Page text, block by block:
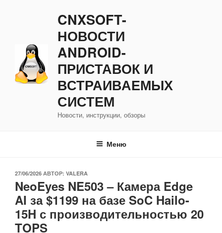
CNXSOFT-
НОВОСТИ
ANDROID-
ПРИСТАВОК И
ВСТРАИВАЕМЫХ
СИСТЕМ
Новости, инструкции, обзоры
Меню
ОПУБЛИКОВАНО
27/06/2026 АВТОР: VALERA
NeoEyes NE503 – Камера Edge
AI за $1199 на базе SoC Hailo-
15H с производительностью 20
TOPS